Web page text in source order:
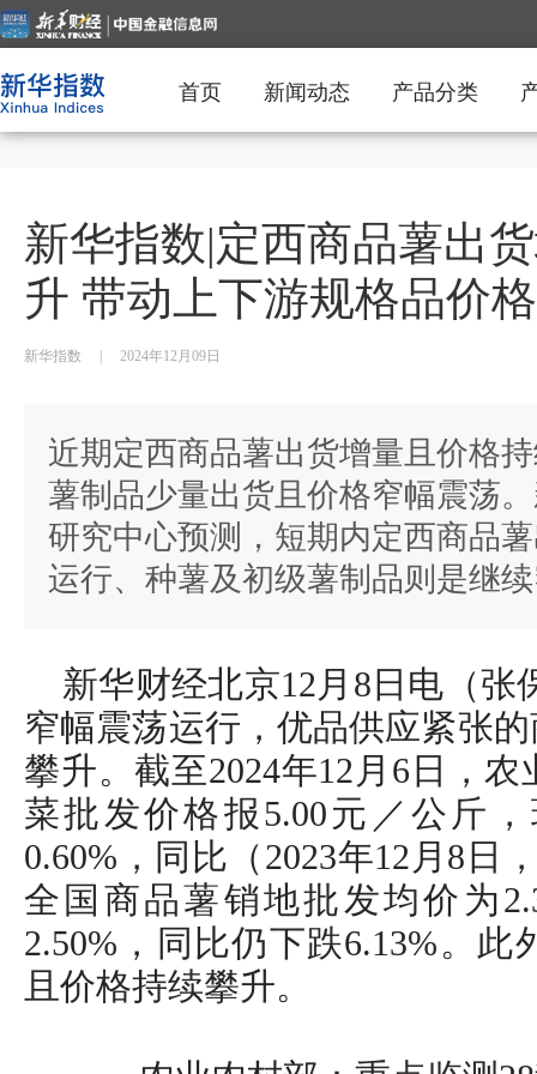
首页 新闻动态 产品分类
新华指数|定西商品薯出
升 带动上下游规格品价
新华指数 2024年12月09日
近期定西商品薯出货增量且价格
薯制品少量出货且价格窄幅震荡
研究中心预测，短期内定西商品
运行、种薯及初级薯制品则是继
新华财经北京12月8日电（
窄幅震荡运行，优品供应紧张
攀升。截至2024年12月6日，
菜批发价格报5.00元／公斤
0.60%，同比（2023年12月8日
全国商品薯销地批发均价为
2.50%，同比仍下跌6.13%。
且价格持续攀升。